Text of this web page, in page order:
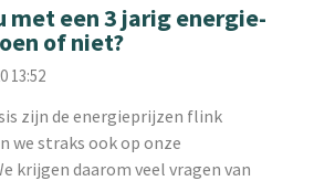
met een 3 jarig energie-
of niet?
13:52
zijn de energieprijzen flink
we straks ook op onze
krijgen daarom veel vragen van